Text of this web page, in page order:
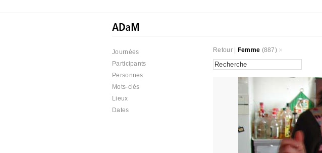
Journées
Participants
Personnes
Mots-clés
Lieux
Dates
Retour| Femme (887)